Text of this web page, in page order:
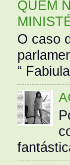
QUEM
O caso
“